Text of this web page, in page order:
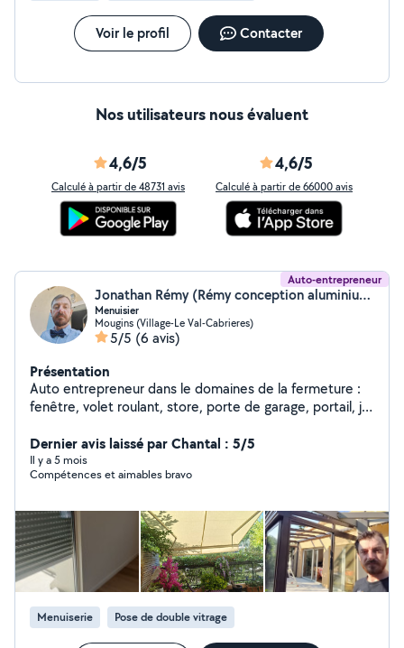
Voir le profil Contacter
Nos utilisateurs nous évaluent
4,6/5
Calculé à partir de 48731 avis
4,6/5
Calculé à partir de 66000 avis
Auto-entrepreneur
Jonathan Rémy (Rémy conception aluminium)
Menuisier
Mougins (Village-Le Val-Cabrieres)
5/5 (6 avis)
Présentation
Auto entrepreneur dans le domaines de la fermeture :
fenêtre, volet roulant, store, porte de garage, portail, je
ans.
Dernier avis laissé par Chantal : 5/5
Il y a 5 mois
Compétences et aimables bravo
Menuiserie Pose de double vitrage